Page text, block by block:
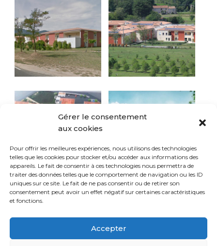
Gérer le consentement
aux cookies
Pour offrir les meilleures expériences, nous utilisons des technologies
telles que les cookies pour stocker et/ou accéder aux informations des
appareils. Le fait de consentir à ces technologies nous permettra de
traiter des données telles que le comportement de navigation ou les ID
uniques sur ce site. Le fait de ne pas consentir ou de retirer son
consentement peut avoir un effet négatif sur certaines caractéristiques
et fonctions.
Accepter
des
Page1